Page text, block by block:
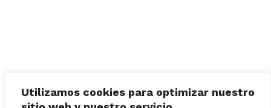
Utilizamos cookies para optimizar nuestro